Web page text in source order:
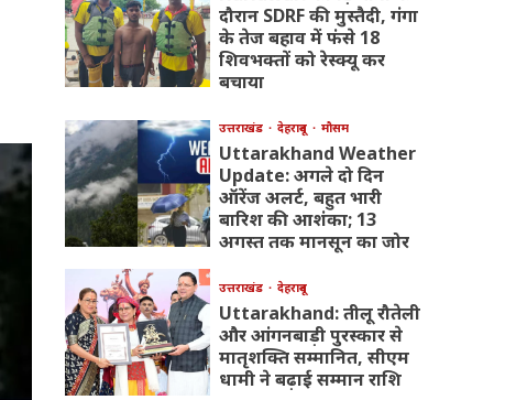
दौरान SDRF की मुस्तैदी, गंगा
के तेज बहाव में फंसे 18
शिवभक्तों को रेस्क्यू कर
बचाया
उत्तराखंड देहरादून मौसम
Uttarakhand Weather
Update: अगले दो दिन
ऑरेंज अलर्ट, बहुत भारी
बारिश की आशंका; 13
अगस्त तक मानसून का जोर
उत्तराखंड देहरादून
Uttarakhand: तीलू रौतेली
और आंगनबाड़ी पुरस्कार से
मातृशक्ति सम्मानित, सीएम
धामी ने बढ़ाई सम्मान राशि